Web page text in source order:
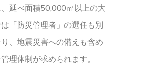
延べ面積50,000㎡以上の大
「防災管理者」の選任も別
、地震災害への備えも含め
理体制が求められます。